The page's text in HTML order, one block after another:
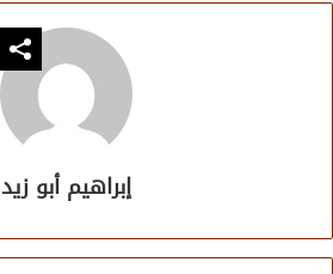
إبراهيم أبو زيد